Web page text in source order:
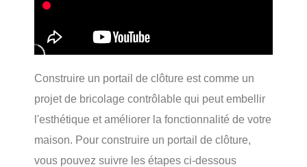
Construire un portail de clôture est comme un
projet de bricolage contrôlable qui peut embellir
l'esthétique et améliorer la fonctionnalité de votre
maison. Pour construire un portail de clôture,
vous pouvez suivre les étapes ci-dessous